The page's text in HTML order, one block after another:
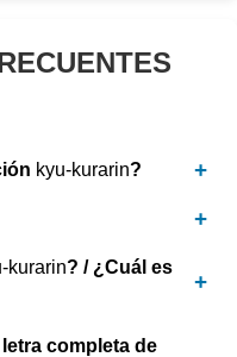
kyu-kurarin?
kurarin? / ¿Cuál es
completa de